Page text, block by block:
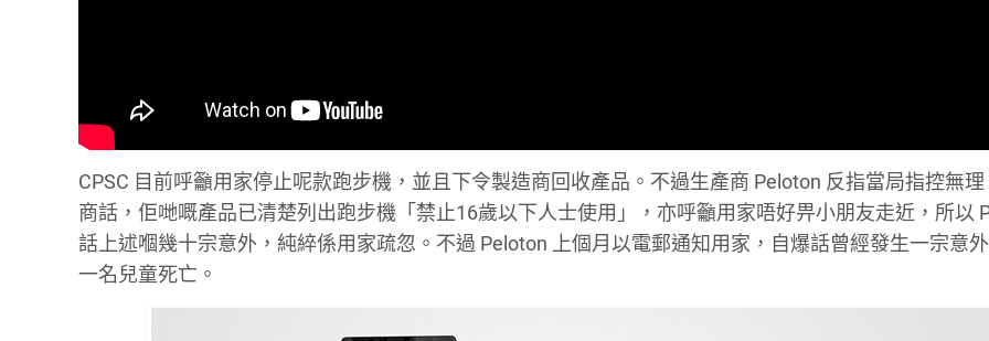
CPSC 目前呼籲用家停止呢款跑步機，並且下令製造商回收產品。不過生產商 Peloton 反指當局指控無
商話，佢哋嘅產品已清楚列出跑步機「禁止16歲以下人士使用」，亦呼籲用家唔好畀小朋友走近，所以
話上述嗰幾十宗意外，純綷係用家疏忽。不過 Peloton 上個月以電郵通知用家，自爆話曾經發生一宗意
一名兒童死亡。